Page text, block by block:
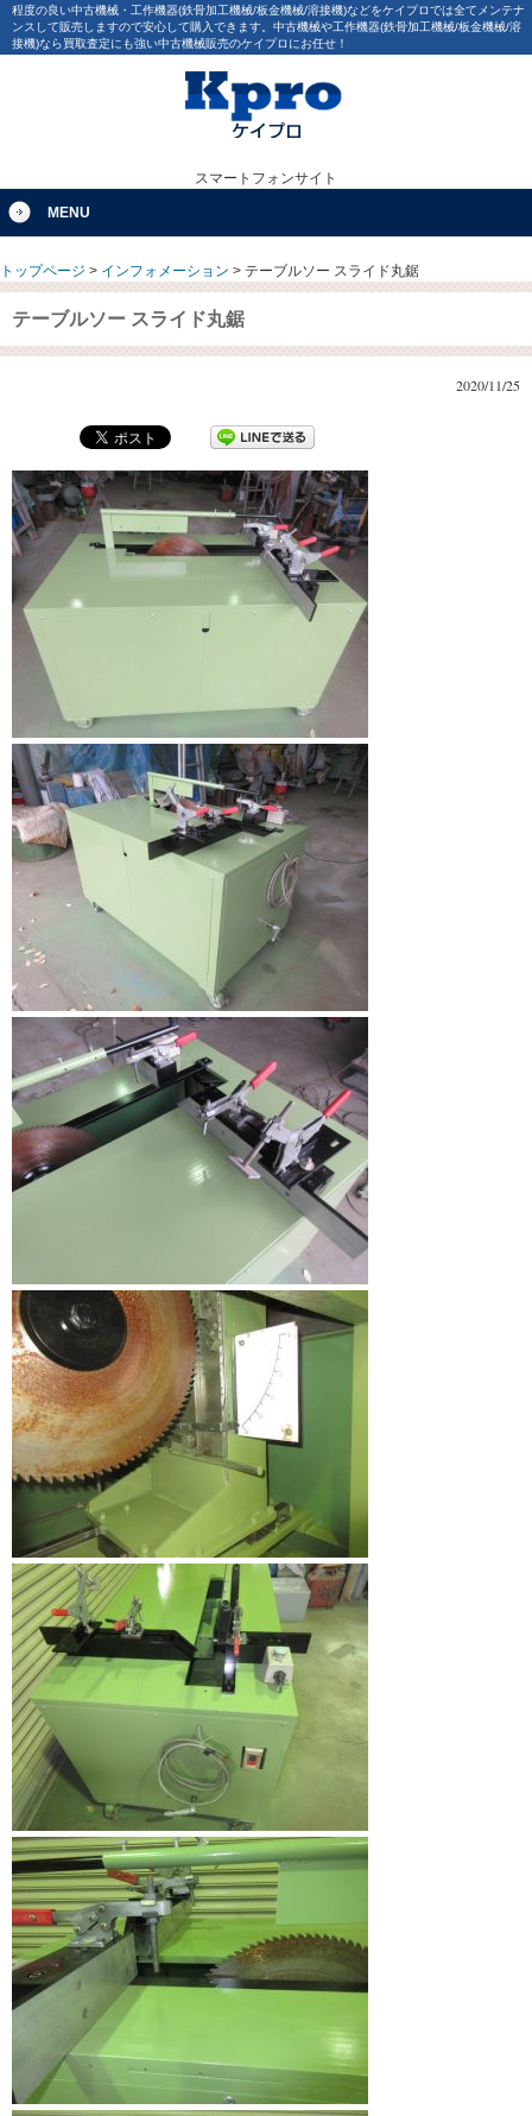
程度の良い中古機械・工作機器(鉄骨加工機械/板金機械/溶接機)などをケイプロでは全てメンテナ
ンスして販売しますので安心して購入できます。中古機械や工作機器(鉄骨加工機械/板金機械/溶
接機)なら買取査定にも強い中古機械販売のケイプロにお任せ！
スマートフォンサイト
MENU
トップページ > インフォメーション > テーブルソー スライド丸鋸
テーブルソー スライド丸鋸
2020/11/25